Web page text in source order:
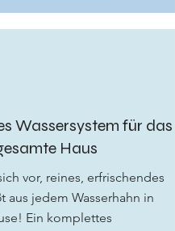
Wassersystem für das
Haus
vor, reines, erfrischendes
aus jedem Wasserhahn in
Ein komplettes